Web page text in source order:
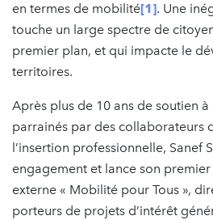
en termes de mobilité[1]. Une
touche un large spectre de
premier plan, et qui impacte le
territoires.
Après plus de 10 ans de soutien
parrainés par des collaborateurs
l’insertion professionnelle, Sanef
engagement et lance son
externe « Mobilité pour Tous »,
porteurs de projets d’intérêt